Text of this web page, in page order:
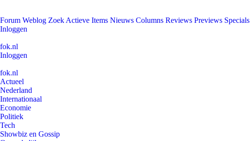
Forum Weblog Zoek Actieve Items Nieuws Columns Reviews Previews Specials
Inloggen
fok.nl
Inloggen
fok.nl
Actueel
Nederland
Internationaal
Economie
Politiek
Tech
Showbiz en Gossip